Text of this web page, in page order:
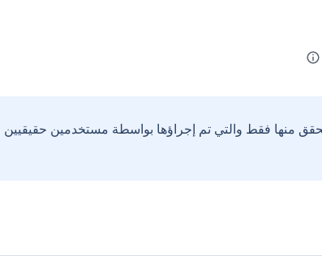
منها فقط والتي تم إجراؤها بواسطة مستخدمين